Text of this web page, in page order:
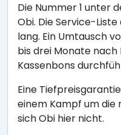
Die Nummer 1 unter
Obi. Die Service-
lang. Ein Umtausch
bis drei Monate
Kassenbons
Eine
einem Kampf um die
sich Obi hier nicht.